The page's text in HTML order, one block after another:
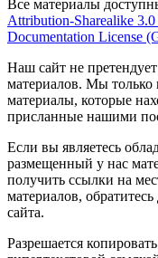
Все материалы
Attribution-Sharealike
Documentation License
Наш сайт не
материалов. Мы только
материалы, которые
присланные нашими
Если вы являетесь
размещенный у нас
получить ссылки на
материалов,
сайта.
Разрешается